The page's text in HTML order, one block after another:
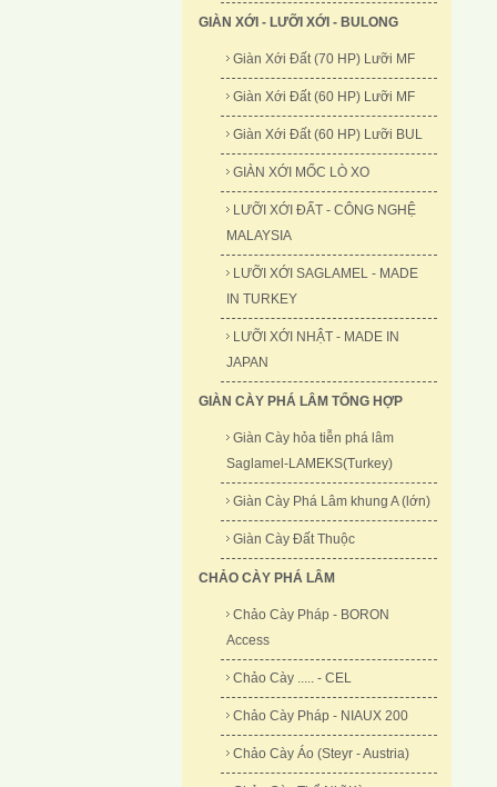
GIÀN XỚI - LƯỠI XỚI - BULONG
Giàn Xới Đất (70 HP) Lưỡi MF
Giàn Xới Đất (60 HP) Lưỡi MF
Giàn Xới Đất (60 HP) Lưỡi BUL
GIÀN XỚI MỐC LÒ XO
LƯỠI XỚI ĐẤT - CÔNG NGHỆ
MALAYSIA
LƯỠI XỚI SAGLAMEL - MADE
IN TURKEY
LƯỠI XỚI NHẬT - MADE IN
JAPAN
GIÀN CÀY PHÁ LÂM TỔNG HỢP
Giàn Cày hỏa tiễn phá lâm
Saglamel-LAMEKS(Turkey)
Giàn Cày Phá Lâm khung A (lớn)
Giàn Cày Đất Thuộc
CHẢO CÀY PHÁ LÂM
Chảo Cày Pháp - BORON
Access
Chảo Cày ..... - CEL
Chảo Cày Pháp - NIAUX 200
Chảo Cày Áo (Steyr - Austria)